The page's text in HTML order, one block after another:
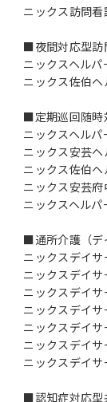
ニックス訪問
■夜間対応型訪
ニックスヘルパ
ニックス佐伯
■定期巡回随時
ニックスヘルパ
ニックス安芸
ニックス佐伯
ニックス安芸
ニックスヘル
■通所介護（デ
ニックスデイ
ニックスデイ
ニックスデイ
ニックスデイ
ニックスデイ
ニックスデイ
ニックスデイサ
■認知症対応型